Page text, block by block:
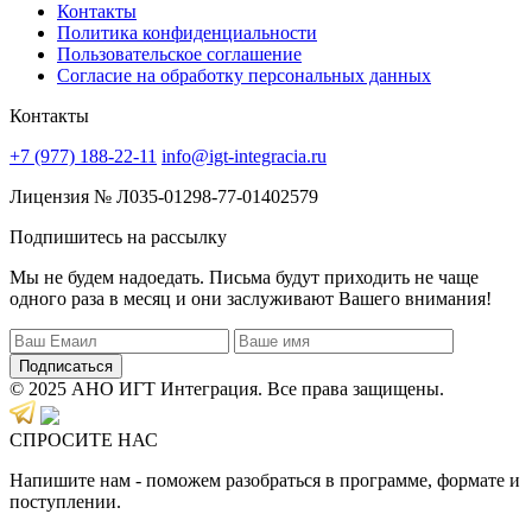
Контакты
Политика конфиденциальности
Пользовательское соглашение
Согласие на обработку персональных данных
Контакты
+7 (977) 188-22-11 info@igt-integracia.ru
Лицензия № Л035-01298-77-01402579
Подпишитесь на рассылку
Мы не будем надоедать. Письма будут приходить не чаще
одного раза в месяц и они заслуживают Вашего внимания!
Подписаться
© 2025 АНО ИГТ Интеграция. Все права защищены.
СПРОСИТЕ НАС
Напишите нам - поможем разобраться в программе, формате и
поступлении.